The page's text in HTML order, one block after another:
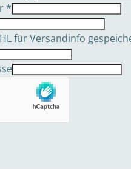
*
für Versandinfo